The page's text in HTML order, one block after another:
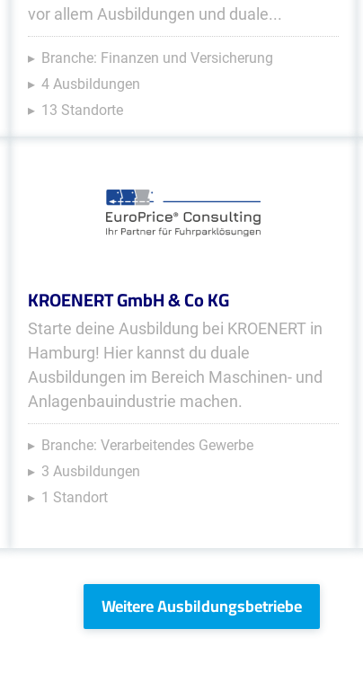
vor allem Ausbildungen und duale...
Branche: Finanzen und Versicherung
4 Ausbildungen
13 Standorte
KROENERT GmbH & Co KG
Starte deine Ausbildung bei KROENERT in
Hamburg! Hier kannst du duale
Ausbildungen im Bereich Maschinen- und
Anlagenbauindustrie machen.
Branche: Verarbeitendes Gewerbe
3 Ausbildungen
1 Standort
Weitere Ausbildungsbetriebe